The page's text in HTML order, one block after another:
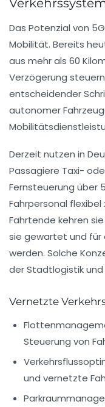
Das Potenzial von 5G
Mobilität. Bereits
aus mehr als 60
Verzögerung
entscheidender
autonomer
Derzeit nutzen in
Passagiere Taxi-
Fernsteuerung über
Fahrpersonal
Fahrtende kehren
sie gewartet und für
werden. Solche
der Stadtlogistik und
Vernetzte
Steuerung von
und vernetzte